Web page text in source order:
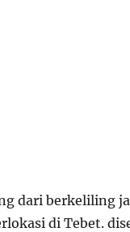
dari berkeliling
di Tebet.